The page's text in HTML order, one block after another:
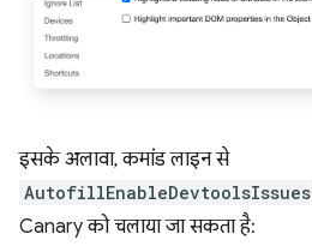
इसके अलावा, कमांड लाइन से
AutofillEnableDevtoolsIssues
Canary को चलाया जा सकता है: